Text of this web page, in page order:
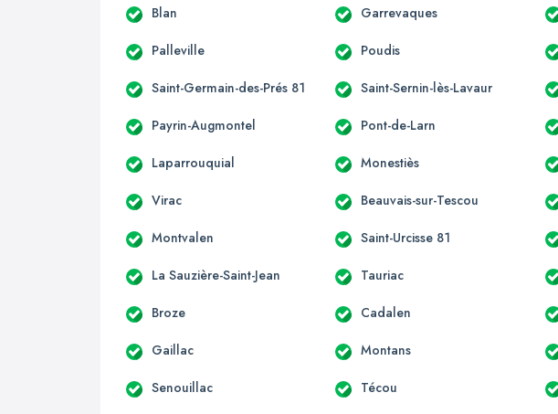
Blan Garrevaques
Palleville Poudis
Saint-Germain-des-Prés 81 Saint-Sernin-lès-Lavaur
Payrin-Augmontel Pont-de-Larn
Laparrouquial Monestiès
Virac Beauvais-sur-Tescou
Montvalen Saint-Urcisse 81
La Sauzière-Saint-Jean Tauriac
Broze Cadalen
Gaillac Montans
Senouillac Técou